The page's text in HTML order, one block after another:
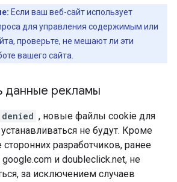
Если ваш веб-сайт использует
для управления содержимым или
проверьте, не мешают ли эти
вашего сайта.
данные рекламы
denied , новые файлы cookie для
не будут. Кроме
разработчиков, ранее
и doubleclick.net, не
за исключением случаев